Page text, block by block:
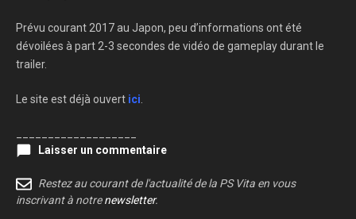
Prévu courant 2017 au Japon, peu d’informations ont été
dévoilées à part 2-3 secondes de vidéo de gameplay durant le
trailer.
Le site est déjà ouvert ici
Laisser un commentaire
Restez au courant de l'actualité de la PS Vita en vous
inscrivant à notrenewsletter.